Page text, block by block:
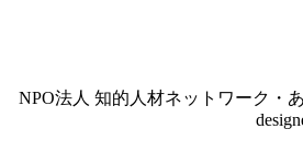
NPO法人 知的人材ネットワーク・